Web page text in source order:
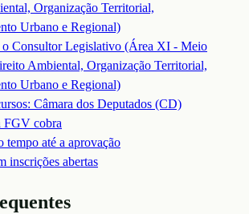
Organização Territorial,
Urbano e Regional)
o Consultor Legislativo (Área XI - Meio
Ambiental, Organização Territorial,
Urbano e Regional)
Câmara dos Deputados (CD)
FGV cobra
tempo até a aprovação
inscrições abertas